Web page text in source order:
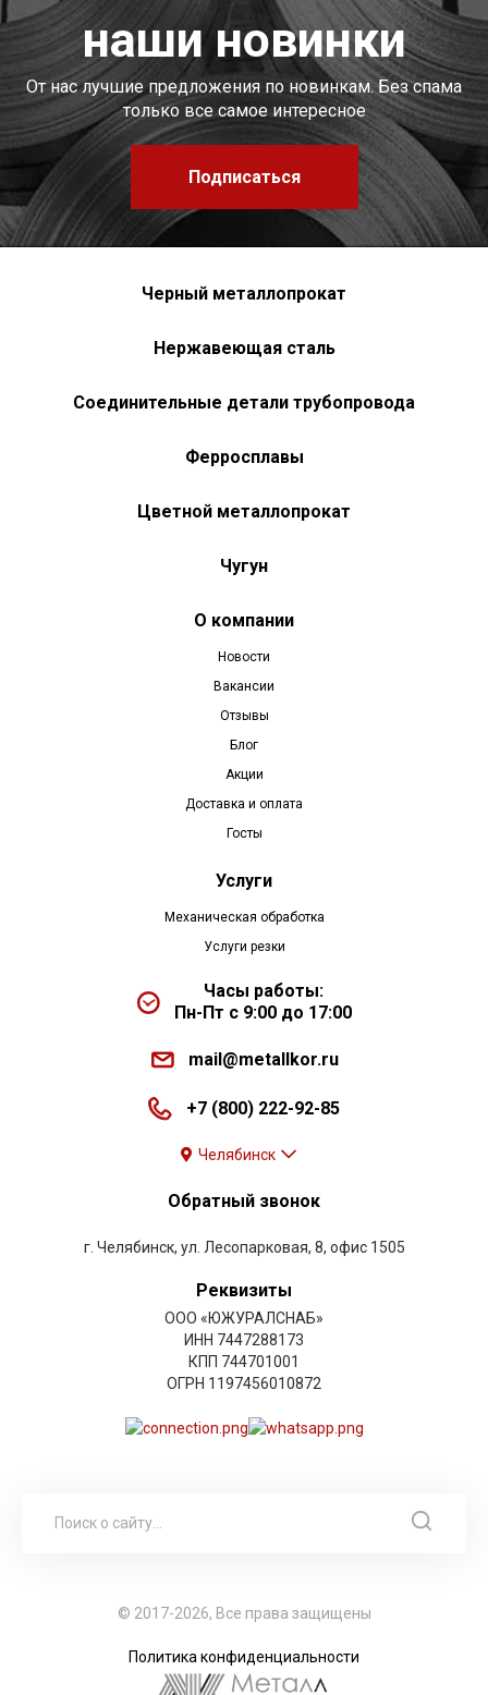
наши новинки
От нас лучшие предложения по новинкам. Без спама
только все самое интересное
Подписаться
Черный металлопрокат
Нержавеющая сталь
Соединительные детали трубопровода
Ферросплавы
Цветной металлопрокат
Чугун
О компании
Новости
Вакансии
Отзывы
Блог
Акции
Доставка и оплата
Госты
Услуги
Механическая обработка
Услуги резки
Часы работы:
Пн-Пт с 9:00 до 17:00
mail@metallkor.ru
+7 (800) 222-92-85
Челябинск
Обратный звонок
г. Челябинск, ул. Лесопарковая, 8, офис 1505
Реквизиты
ООО «ЮЖУРАЛСНАБ»
ИНН 7447288173
КПП 744701001
ОГРН 1197456010872
© 2017-2026, Все права защищены
Политика конфиденциальности